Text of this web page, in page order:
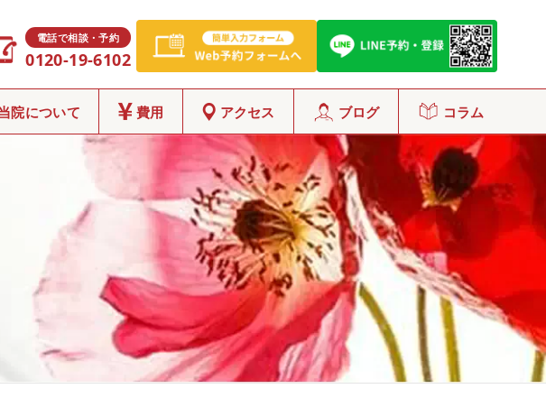
電話で相談・予約
0120-19-6102
院について 費用 アクセス ブログ コラム